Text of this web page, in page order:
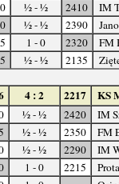
½ - ½ 2410
IM
½ - ½ 2390
1 - 0 2320
FM
½ - ½ 2135
4 : 2 2217 KS
½ - ½ 2420
IM
½ - ½ 2350
FM
½ - ½ 2290
IM
1 - 0 2215